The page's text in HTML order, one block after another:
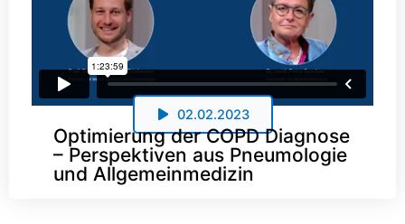
02.02.2023
Optimierung der COPD Diagnose
– Perspektiven aus Pneumologie
und Allgemeinmedizin